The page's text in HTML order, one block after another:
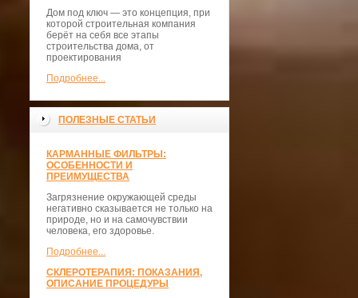
Дом под ключ — это концепция, при
которой строительная компания
берёт на себя все этапы
строительства дома, от
проектирования
Подробнее...
ПОЛЕЗНЫЕ СТАТЬИ
КАРМАННЫЕ ФИЛЬТРЫ:
ОСОБЕННОСТИ И
ПРЕИМУЩЕСТВА
Загрязнение окружающей среды
негативно сказывается не только на
природе, но и на самочувствии
человека, его здоровье.
Подробнее...
СКЛЕРОТЕРАПИЯ: ПОКАЗАНИЯ,
ОПИСАНИЕ ПРОЦЕДУРЫ